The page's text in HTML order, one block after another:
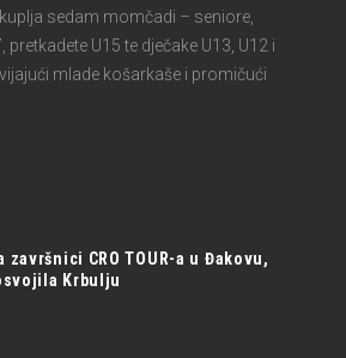
sedam momčadi – seniore,
pretkadete U15 te dječake U13, U12 i
mlade košarkaše i promičući
završnici CRO TOUR-a u Đakovu,
Krbulju